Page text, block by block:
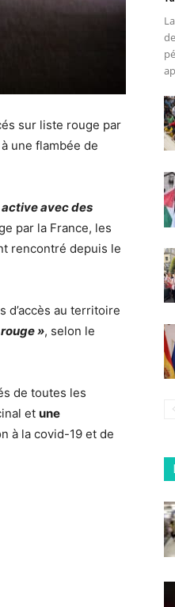
sur liste rouge par
une flambée de
avec des
par la France, les
rencontré depuis le
d’accès au territoire
», selon le
de toutes les
et une
à la covid-19 et de